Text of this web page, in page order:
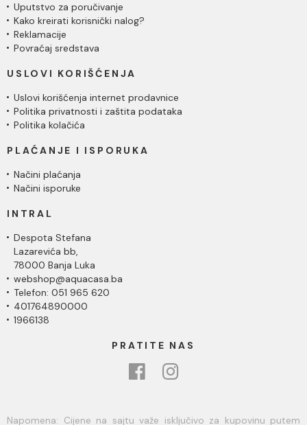
Uputstvo za poručivanje
Kako kreirati korisnički nalog?
Reklamacije
Povraćaj sredstava
USLOVI KORIŠĆENJA
Uslovi korišćenja internet prodavnice
Politika privatnosti i zaštita podataka
Politika kolačića
PLAĆANJE I ISPORUKA
Načini plaćanja
Načini isporuke
INTRAL
Despota Stefana
Lazarevića bb,
78000 Banja Luka
webshop@aquacasa.ba
Telefon: 051 965 620
401764890000
1966138
PRATITE NAS
Napomena: Cijene na sajtu važe isključivo za kupovinu putem